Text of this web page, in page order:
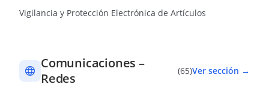
Vigilancia y Protección Electrónica de Artículos
Comunicaciones –
Redes
(65)Ver sección →